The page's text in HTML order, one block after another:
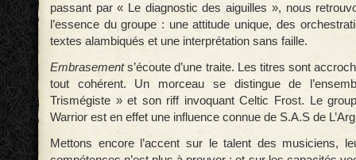
passant par « Le diagnostic des aiguilles », nous
l’essence du groupe : une attitude unique, des
textes alambiqués et une interprétation sans faille.
Embrasements’écoute d’une traite. Les titres sont
tout cohérent. Un morceau se distingue de
Trismégiste » et son riff invoquant Celtic Frost. Le
Warrior est en effet une influence connue de S.A.S de
Mettons encore l’accent sur le talent des musiciens,